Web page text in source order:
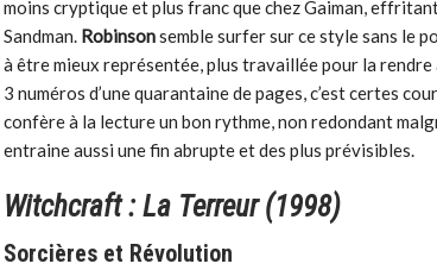
moins cryptique et plus franc que chez Gaiman,
Sandman. Robinsonsemble surfer sur ce style sans le
à être mieux représentée, plus travaillée pour la
3 numéros d’une quarantaine de pages, c’est certes
confère à la lecture un bon rythme, non redondant
entraine aussi une fin abrupte et des plus prévisibles.
Witchcraft : La Terreur (1998)
Sorcières et Révolution